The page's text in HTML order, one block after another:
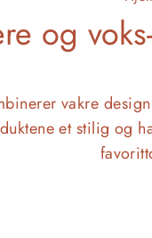
og
vakre
et stilig og